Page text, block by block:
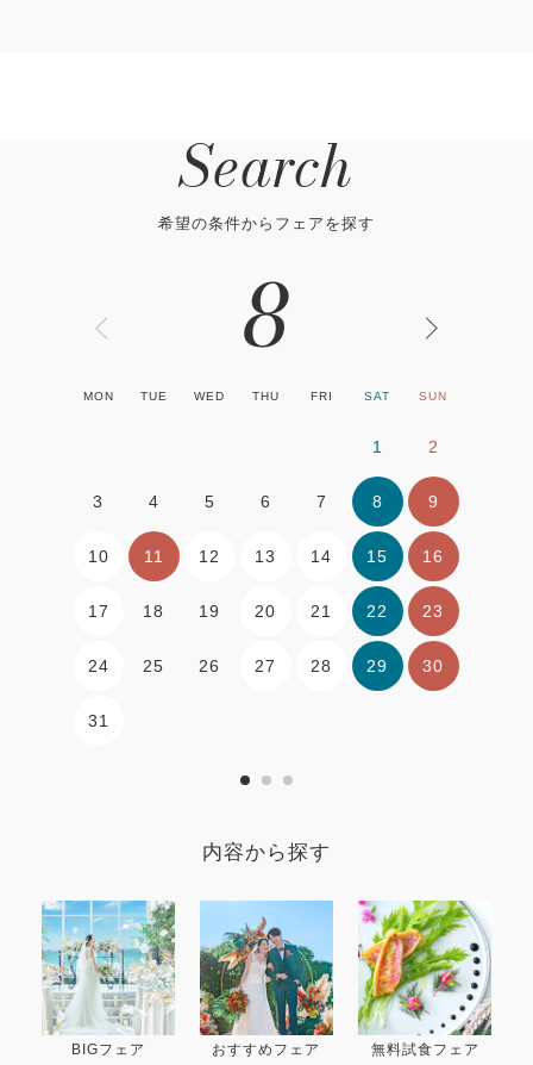
Search
希望の条件からフェアを探す
8
MON TUE WED THU FRI SAT SUN
1 2
3 4 5 6 7 8 9
10 11 12 13 14 15 16
17 18 19 20 21 22 23
24 25 26 27 28 29 30
31
内容から探す
BIGフェア おすすめフェア 無料試食フェア